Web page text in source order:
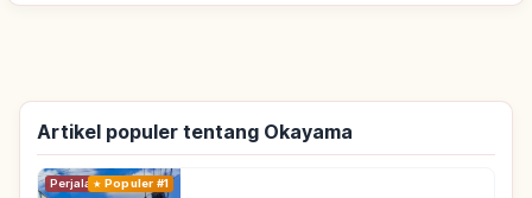
Artikel populer tentang Okayama
PerjalananPopuler #1